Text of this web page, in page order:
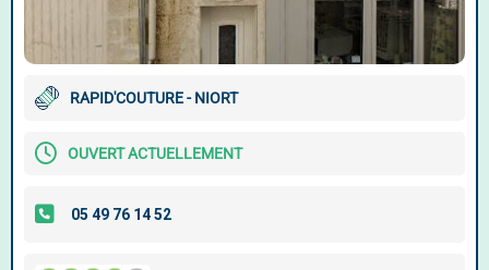
RAPID'COUTURE - NIORT
OUVERT ACTUELLEMENT